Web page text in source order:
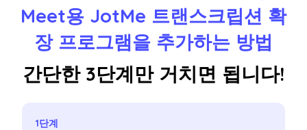
Meet용 JotMe 트랜스크립션 확
장 프로그램을 추가하는 방법
간단한 3단계만 거치면 됩니다!
1단계